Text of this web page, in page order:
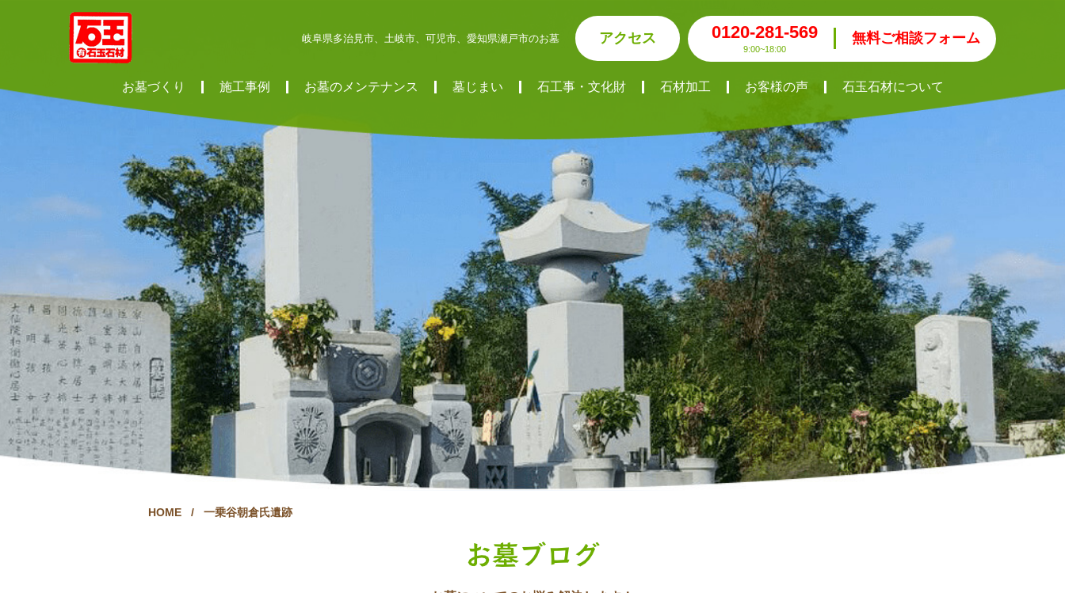
岐阜県多治見市、土岐市、可児市、愛知県瀬戸市のお墓 アクセス 0120-281-569
9:00~18:00
無料ご相談フォーム
お墓づくり 施工事例 お墓のメンテナンス 墓じまい 石工事・文化財 石材加工 お客様の声 石玉石材について
HOME / 一乗谷朝倉氏遺跡
お墓ブログ